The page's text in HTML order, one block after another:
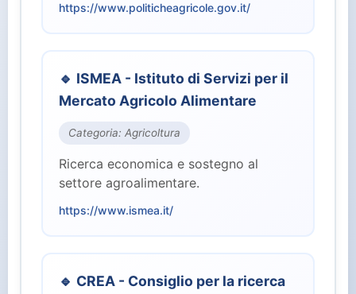
⚖️ Giustizia (2)
🏭 Industria e Lavoro (8)
🏛️ Istituzioni Centrali (10)
🎓 Istruzione e Ricerca (7)
https://www.politicheagricole.gov.it/
🔹 ISMEA - Istituto di Servizi per il
Mercato Agricolo Alimentare
Categoria: Agricoltura
Ricerca economica e sostegno al
settore agroalimentare.
https://www.ismea.it/
🔹 CREA - Consiglio per la ricerca